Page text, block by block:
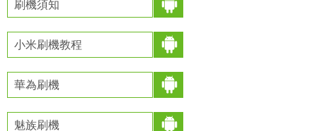
刷機須知
小米刷機教程
華為刷機
魅族刷機